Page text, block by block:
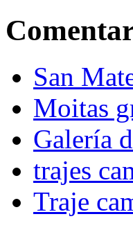
San
Moitas
Galería
trajes
Traje